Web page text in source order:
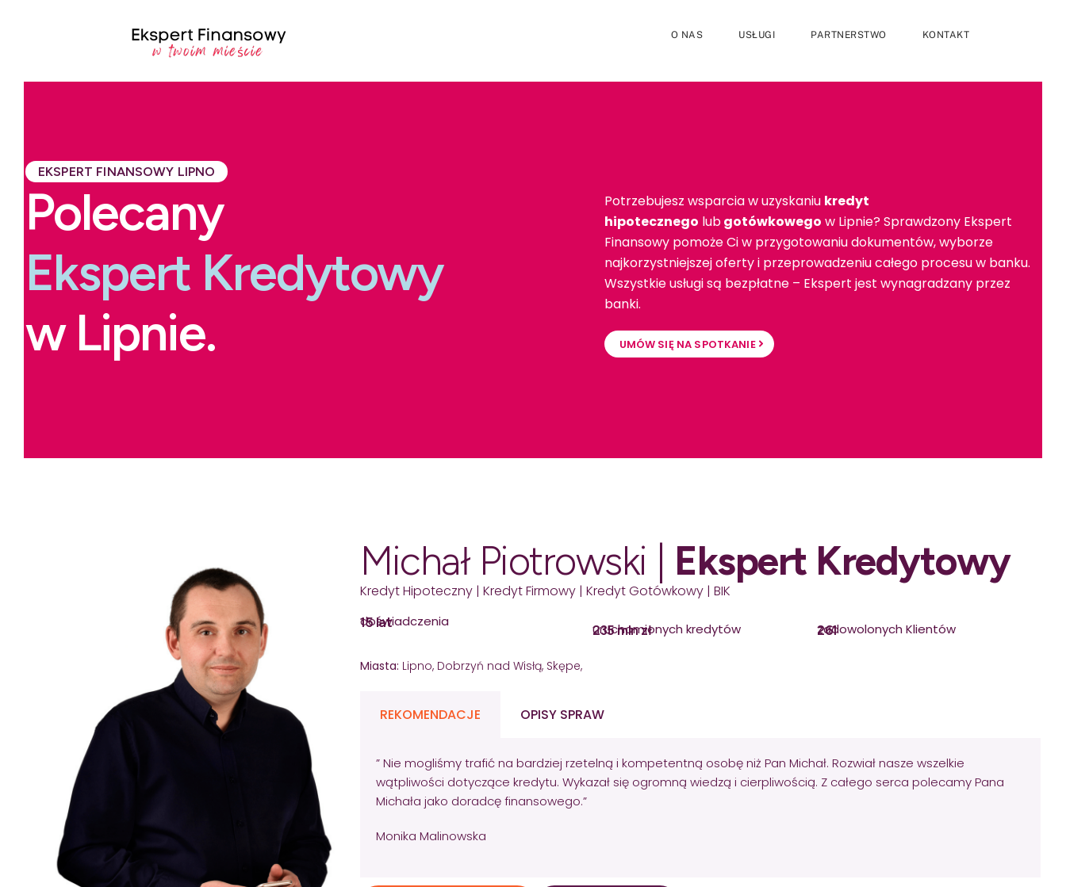
O NAS USŁUGI PARTNERSTWO KONTAKT
EKSPERT FINANSOWY LIPNO
Polecany
Ekspert Kredytowy
w Lipnie.
Potrzebujesz wsparcia w uzyskaniu kredyt
hipotecznego lubgotówkowego w Lipnie? Sprawdzony Ekspert
Finansowy pomoże Ci w przygotowaniu dokumentów, wyborze
najkorzystniejszej oferty i przeprowadzeniu całego procesu w banku.
Wszystkie usługi są bezpłatne – Ekspert jest wynagradzany przez
banki.
UMÓW SIĘ NA SPOTKANIE
Michał Piotrowski | Ekspert Kredytowy
Kredyt Hipoteczny | Kredyt Firmowy | Kredyt Gotówkowy | BIK
15 lat
doświadczenia
235 mln zł
uruchomionych kredytów 261
zadowolonych Klientów
Miasta: Lipno, Dobrzyń nad Wisłą, Skępe,
REKOMENDACJE OPISY SPRAW
” Nie mogliśmy trafić na bardziej rzetelną i kompetentną osobę niż Pan Michał. Rozwiał nasze wszelkie
wątpliwości dotyczące kredytu. Wykazał się ogromną wiedzą i cierpliwością. Z całego serca polecamy Pana
Michała jako doradcę finansowego.”
Monika Malinowska